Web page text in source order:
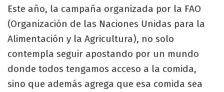
Este año, la campaña organizada por la FAO
(Organización de las Naciones Unidas para la
Alimentación y la Agricultura), no solo
contempla seguir apostando por un mundo
donde todos tengamos acceso a la comida,
sino que además agrega que esa comida sea